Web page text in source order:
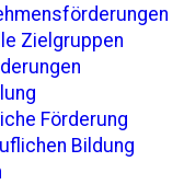
Zielgruppen
Förderung
Bildung